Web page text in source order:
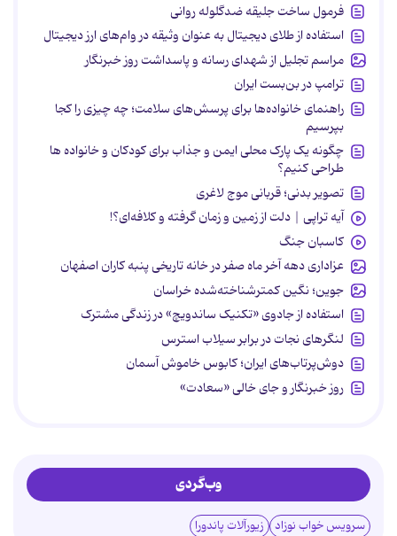
فرمول ساخت جلیقه ضدگلوله روانی
استفاده از طلای دیجیتال به عنوان وثیقه در وام‌های ارز دیجیتال
مراسم تجلیل از شهدای رسانه و پاسداشت روز خبرنگار
ترامپ در بن‌بست ایران
راهنمای خانواده‌ها برای پرسش‌های سلامت؛ چه چیزی را کجا
بپرسیم
چگونه یک پارک محلی ایمن و جذاب برای کودکان و خانواده ها
طراحی کنیم؟
تصویر بدنی؛ قربانی موج لاغری
آیه تراپی | دلت از زمین و زمان گرفته و کلافه‌ای؟!
کاسبان جنگ
عزاداری دهه آخر ماه صفر در خانه تاریخی پنبه کاران اصفهان
جوین؛ نگین کمترشناخته‌شده خراسان
استفاده از جادوی «تکنیک ساندویچ» در زندگی مشترک
لنگرهای نجات در برابر سیلاب استرس
دوش‌پرتاب‌های ایران؛ کابوس خاموش آسمان
روز خبرنگار و جای خالی «سعادت»
وب‌گردی
سرویس خواب نوزاد زیورآلات پاندورا